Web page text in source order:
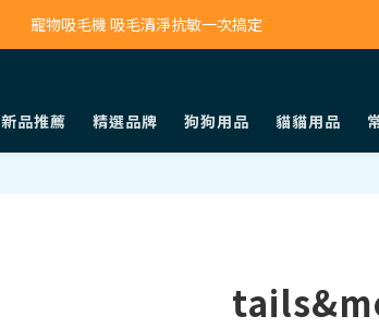
寵物吸毛機 吸毛清淨抗敏一次搞定
鮮食調理機 一鍵出餐超省力
新品推薦 精選品牌 狗狗用品 貓貓用品